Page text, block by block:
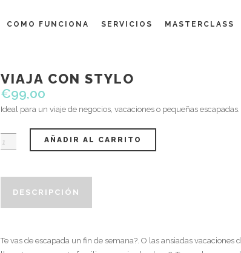
COMO FUNCIONA SERVICIOS MASTERCLASS
VIAJA CON STYLO
€99,00
Ideal para un viaje de negocios, vacaciones o pequeñas escapadas.
VIAJA
cantidad
AÑADIR AL CARRITO
DESCRIPCIÓN
Te vas de escapada un fin de semana?. O las ansiadas vacaciones